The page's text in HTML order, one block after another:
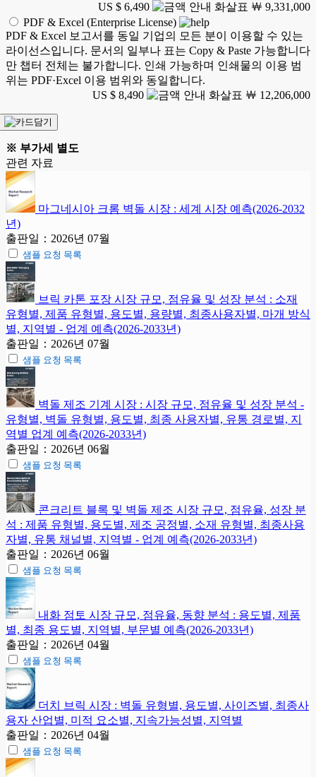
US $ 6,490
￦ 9,331,000
PDF & Excel (Enterprise License)
PDF & Excel 보고서를 동일 기업의 모든 분이 이용할 수 있는
라이선스입니다. 문서의 일부나 표는 Copy & Paste 가능합니다
만 챕터 전체는 불가합니다. 인쇄 가능하며 인쇄물의 이용 범
위는 PDF·Excel 이용 범위와 동일합니다.
US $ 8,490
￦ 12,206,000
※ 부가세 별도
관련 자료
마그네시아 크롬 벽돌 시장 : 세계 시장 예측(2026-2032
년)
출판일：2026년 07월
샘플 요청 목록
브릭 카톤 포장 시장 규모, 점유율 및 성장 분석 : 소재
유형별, 제품 유형별, 용도별, 용량별, 최종사용자별, 마개 방식
별, 지역별 - 업계 예측(2026-2033년)
출판일：2026년 07월
샘플 요청 목록
벽돌 제조 기계 시장 : 시장 규모, 점유율 및 성장 분석 -
유형별, 벽돌 유형별, 용도별, 최종 사용자별, 유통 경로별, 지
역별 업계 예측(2026-2033년)
출판일：2026년 06월
샘플 요청 목록
콘크리트 블록 및 벽돌 제조 시장 규모, 점유율, 성장 분
석 : 제품 유형별, 용도별, 제조 공정별, 소재 유형별, 최종사용
자별, 유통 채널별, 지역별 - 업계 예측(2026-2033년)
출판일：2026년 06월
샘플 요청 목록
내화 점토 시장 규모, 점유율, 동향 분석 : 용도별, 제품
별, 최종 용도별, 지역별, 부문별 예측(2026-2033년)
출판일：2026년 04월
샘플 요청 목록
더치 브릭 시장 : 벽돌 유형별, 용도별, 사이즈별, 최종사
용자 산업별, 미적 요소별, 지속가능성별, 지역별
출판일：2026년 04월
샘플 요청 목록